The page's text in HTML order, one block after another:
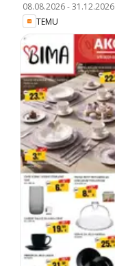
08.08.2026-31.12.2026
TEMU